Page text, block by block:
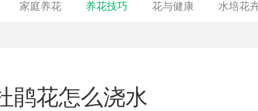
家庭养花 养花技巧 花与健康 水培花
鹃花怎么浇水